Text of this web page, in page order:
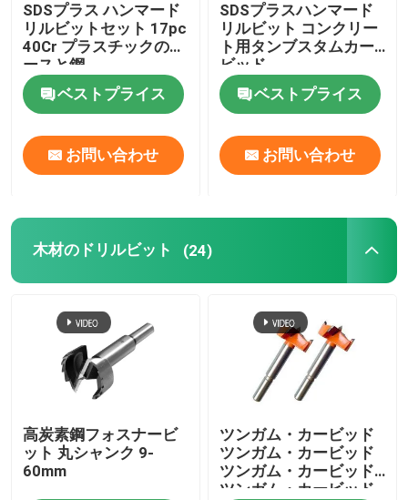
SDSプラス ハンマード
リルビットセット 17pc
40Cr プラスチックのケ
ースと鋼
ベストプライス
お問い合わせ
SDSプラスハンマード
リルビット コンクリー
ト用タンブスタムカー
ビッド
ベストプライス
お問い合わせ
木材のドリルビット (24)
高炭素鋼フォスナービ
ット 丸シャンク 9-
60mm
ツンガム・カービッド
ツンガム・カービッド
ツンガム・カービッド
ツンガム・カービッド